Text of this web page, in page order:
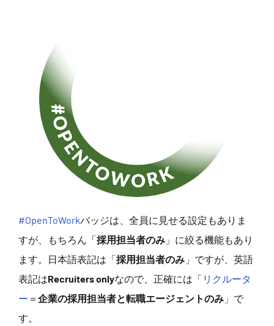
#OpenToWorkバッジは、全員に見せる設定もありま
すが、もちろん「採用担当者のみ 」に絞る機能もあり
ます。日本語表記は「採用担当者のみ 」ですが、英語
表記はRecruiters onlyなので、正確には「 リクルータ
ー ＝ 企業の採用担当者と転職エージェントのみ 」で
す。